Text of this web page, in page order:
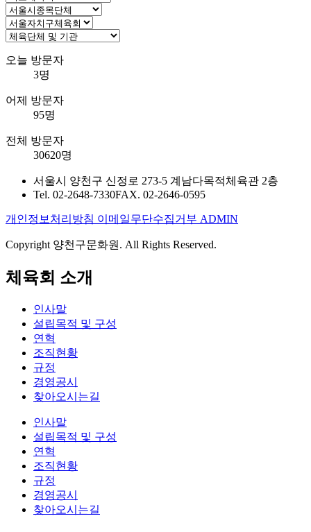
오늘 방문자
3명
어제 방문자
95명
전체 방문자
30620명
서울시 양천구 신정로 273-5 계남다목적체육관 2층
Tel. 02-2648-7330FAX. 02-2646-0595
개인정보처리방침 이메일무단수집거부 ADMIN
Copyright 양천구문화원. All Rights Reserved.
체육회 소개
인사말
설립목적 및 구성
연혁
조직현황
규정
경영공시
찾아오시는길
인사말
설립목적 및 구성
연혁
조직현황
규정
경영공시
찾아오시는길